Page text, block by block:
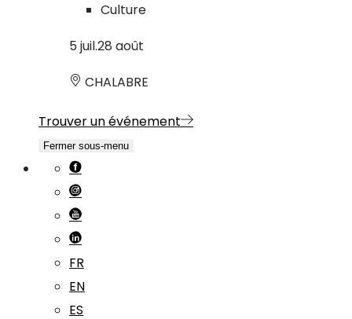
Culture
5 juil.28 août
CHALABRE
Trouver un événement
Fermer sous-menu
FR
EN
ES